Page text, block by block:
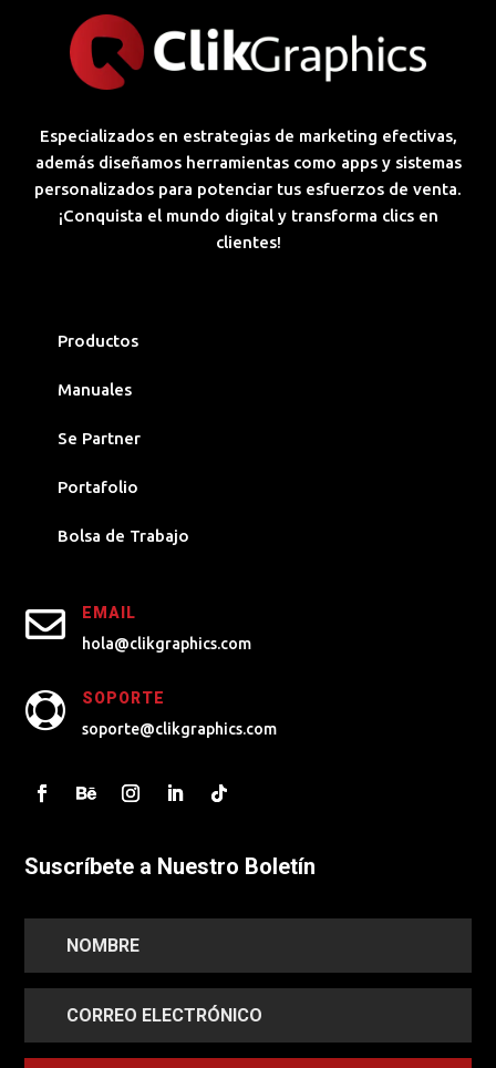
Especializados en estrategias de marketing efectivas,
además diseñamos herramientas como apps y sistemas
personalizados para potenciar tus esfuerzos de venta.
¡Conquista el mundo digital y transforma clics en
clientes!
Productos
Manuales
Se Partner
Portafolio
Bolsa de Trabajo

EMAIL
hola@clikgraphics.com

SOPORTE
soporte@clikgraphics.com
Suscríbete a Nuestro Boletín